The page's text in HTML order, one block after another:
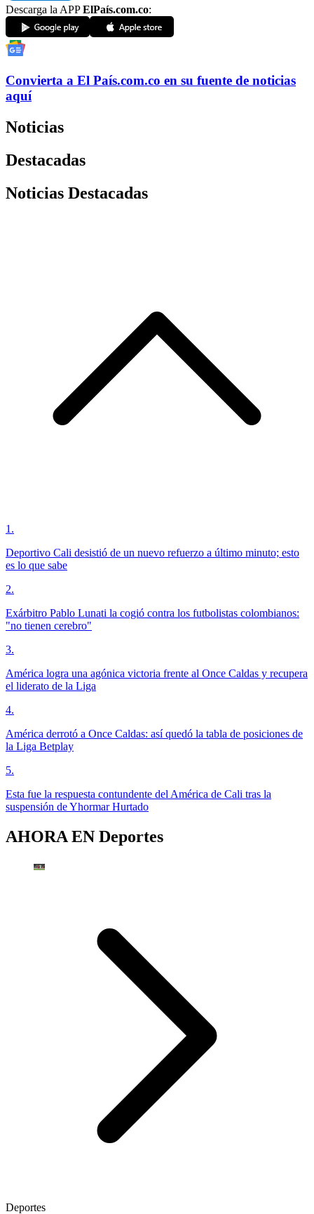
Descarga la APPElPaís.com.co:
Convierta a El País.com.co en su fuente de noticias
aquí
Noticias
Destacadas
Noticias Destacadas
1 .
Deportivo Cali desistió de un nuevo refuerzo a último minuto; esto
es lo que sabe
2.
Exárbitro Pablo Lunati la cogió contra los futbolistas colombianos:
"no tienen cerebro"
3.
América logra una agónica victoria frente al Once Caldas y recupera
el liderato de la Liga
4.
América derrotó a Once Caldas: así quedó la tabla de posiciones de
la Liga Betplay
5.
Esta fue la respuesta contundente del América de Cali tras la
suspensión de Yhormar Hurtado
AHORA EN Deportes
Deportes